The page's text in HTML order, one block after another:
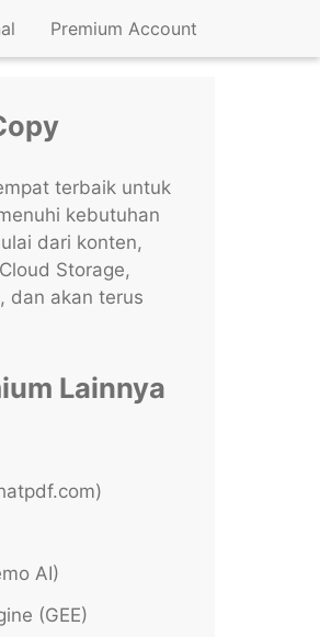
Premium Account
terbaik untuk
kebutuhan
dari konten,
Storage,
dan akan terus
Lainnya
AI)
(GEE)